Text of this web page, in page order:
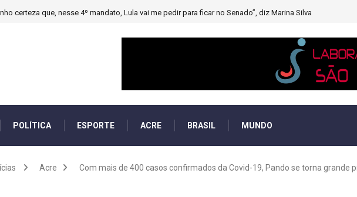
certeza que, nesse 4º mandato, Lula vai me pedir para ficar no Senado”, diz Marina Silva
POLÍTICA ESPORTE ACRE BRASIL MUNDO
Acre Com mais de 400 casos confirmados da Covid-19, Pando se torna grande